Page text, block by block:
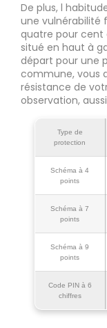
De plus, l
une vulnérabilité
quatre pour cent
situé en haut à
départ pour une
commune, vous
résistance de
observation,
Type de
protection
Schéma à 4
points
Schéma à 7
points
Schéma à 9
points
Code PIN à 6
chiffres